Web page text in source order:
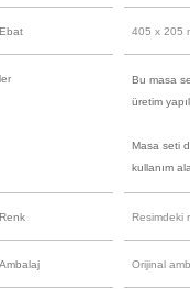
Ebat 405 x 205
Bu masa
üretim
Masa seti
kullanım
Renk Resimdeki
Ambalaj Orijinal